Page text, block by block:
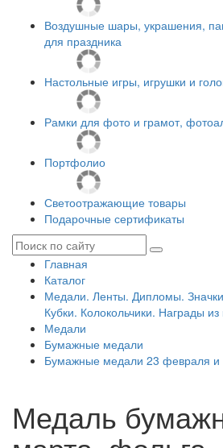
Воздушные шары, украшения,
для праздника
Настольные игры, игрушки и
Рамки для фото и грамот,
Портфолио
Светоотражающие товары
Подарочные сертификаты
Главная
Каталог
Медали. Ленты. Дипломы.
Кубки. Колокольчики. Награды
Медали
Бумажные медали
Бумажные медали 23 февраля и
Медаль